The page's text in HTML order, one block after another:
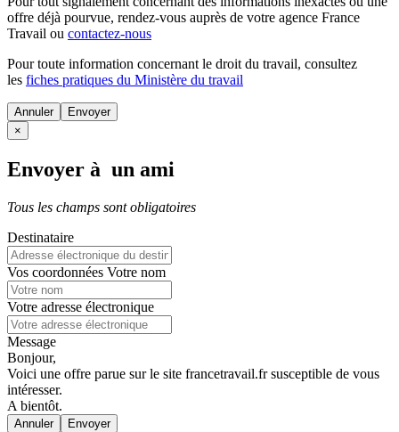
offre déjà pourvue, rendez-vous auprès de votre agence France
Travail ou contactez-nous
Pour toute information concernant le droit du travail, consultez
les fiches pratiques du Ministère du travail
Annuler
×
Envoyer à un ami
Tous les champs sont obligatoires
Destinataire
Vos coordonnées Votre nom
Votre adresse électronique
Message
Bonjour,
Voici une offre parue sur le site francetravail.fr susceptible de vous
intéresser.
A bientôt.
Annuler